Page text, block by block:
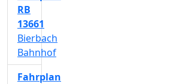
RB
13661
Bierbach
Bahnhof
Fahrplan